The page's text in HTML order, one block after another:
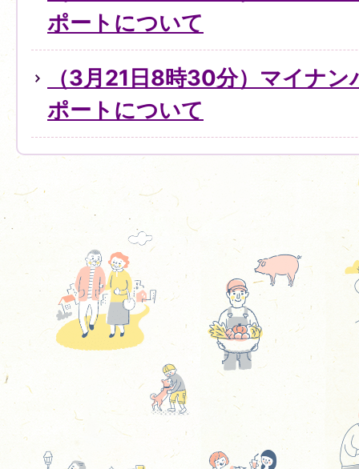
ポートについて
（3月21日8時30分）マイナ
ポートについて